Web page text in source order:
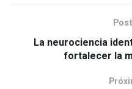
La neurociencia
fortalecer la